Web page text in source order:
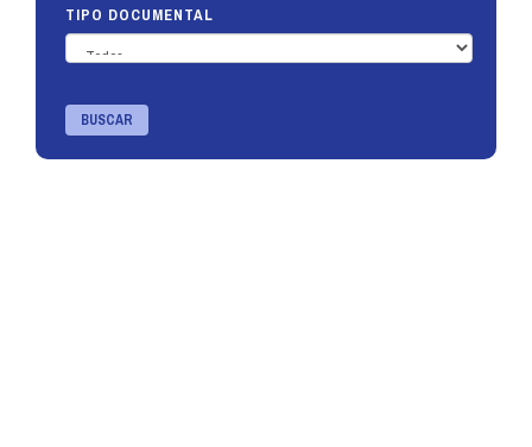
TIPO DOCUMENTAL
BUSCAR